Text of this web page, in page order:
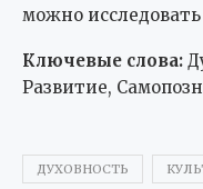
можно
Ключевые слова:
Развитие,
ДУХОВНОСТЬ